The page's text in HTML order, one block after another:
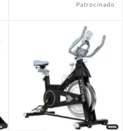
Patrocinado